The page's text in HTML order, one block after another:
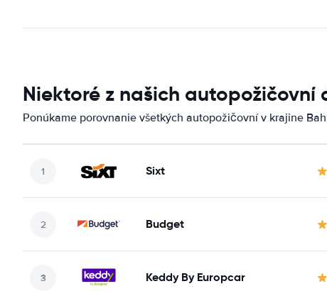
Niektoré z našich autopožičovní
Ponúkame porovnanie všetkých autopožičovní v krajine
Sixt
Budget
Keddy By Europcar